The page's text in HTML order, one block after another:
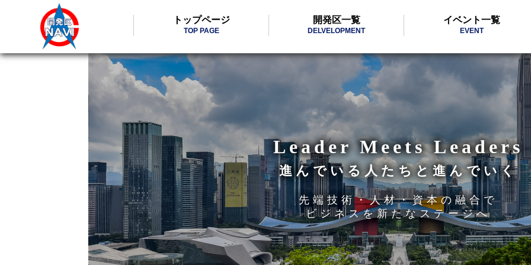
トップページ
TOP PAGE
開発区一覧
DELVELOPMENT
イベント一覧
EVENT
Leader Meets Leaders
進んでいる人たちと進んでいく
先端技術・人材・資本の融合で
ビジネスを新たなステージへ